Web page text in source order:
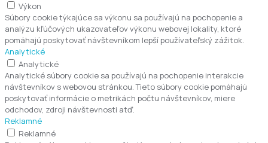
Výkon
Súbory cookie týkajúce sa výkonu sa používajú na pochopenie a
analýzu kľúčových ukazovateľov výkonu webovej lokality, ktoré
pomáhajú poskytovať návštevníkom lepší používateľský zážitok.
Analytické
Analytické
Analytické súbory cookie sa používajú na pochopenie interakcie
návštevníkov s webovou stránkou. Tieto súbory cookie pomáhajú
poskytovať informácie o metrikách počtu návštevníkov, miere
odchodov, zdroji návštevnosti atď.
Reklamné
Reklamné